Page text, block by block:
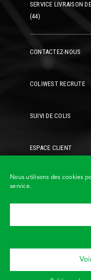
Nous utilisons des cookies
service.
SERVICE LIVRAISON
(44)
CONTACTEZ-NOUS
COLIWEST RECRUTE
SUIVI DE COLIS
ESPACE CLIENT
réservés •Mentions
Politique de cookies
Design et
Astraga